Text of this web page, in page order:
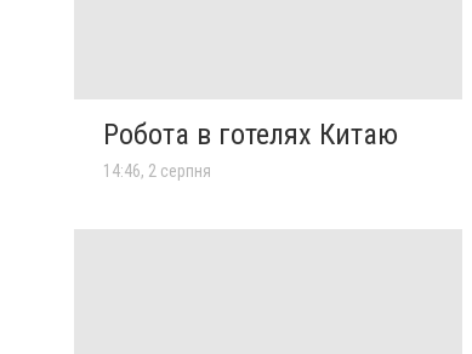
Робота в готелях Китаю
14:46, 2 серпня